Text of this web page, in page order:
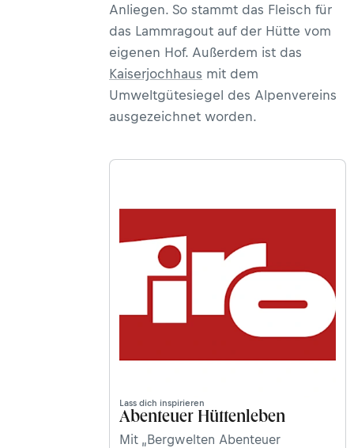
Anliegen. So stammt das Fleisch für
das Lammragout auf der Hütte vom
eigenen Hof. Außerdem ist das
Kaiserjochhaus mit dem
Umweltgütesiegel des Alpenvereins
ausgezeichnet worden.
Lass dich inspirieren
Abenteuer Hüttenleben
Mit „Bergwelten Abenteuer